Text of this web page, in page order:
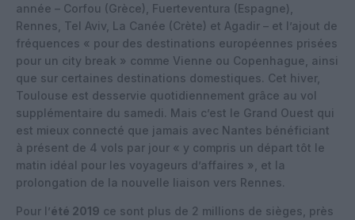
année – Corfou (Grèce), Fuerteventura (Espagne),
Rennes, Tel Aviv, La Canée (Crète) et Agadir – et l’ajout de
fréquences « pour des destinations européennes prisées
pour un city break » comme Vienne ou Copenhague, ainsi
que sur certaines destinations domestiques. Cet hiver,
Toulouse est desservie quotidiennement grâce au vol
supplémentaire du samedi. Mais c’est le Grand Ouest qui
est mieux connecté que jamais avec Nantes bénéficiant
à présent de 4 vols par jour « y compris un départ tôt le
matin idéal pour les voyageurs d’affaires », et la
prolongation de la nouvelle liaison vers Rennes.
Pour l’été 2019 ce sont plus de 2 millions de sièges, près